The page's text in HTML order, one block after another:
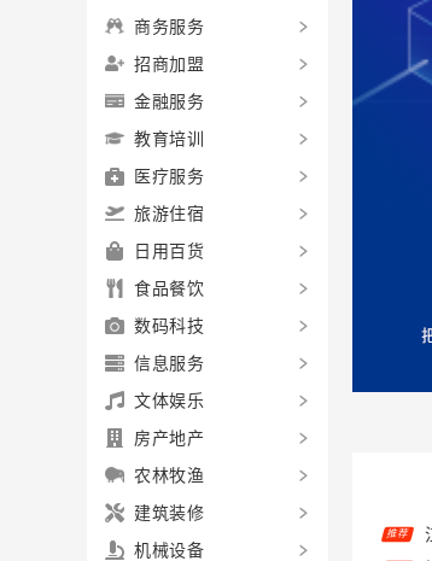
推荐
商务服务
招商加盟
金融服务
教育培训
医疗服务
旅游住宿
日用百货
食品餐饮
数码科技
信息服务
文体娱乐
房产地产
农林牧渔
建筑装修
机械设备